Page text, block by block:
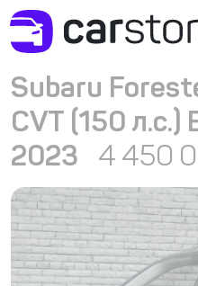
Subaru
CVT (150 л.с.)
2023
4 450